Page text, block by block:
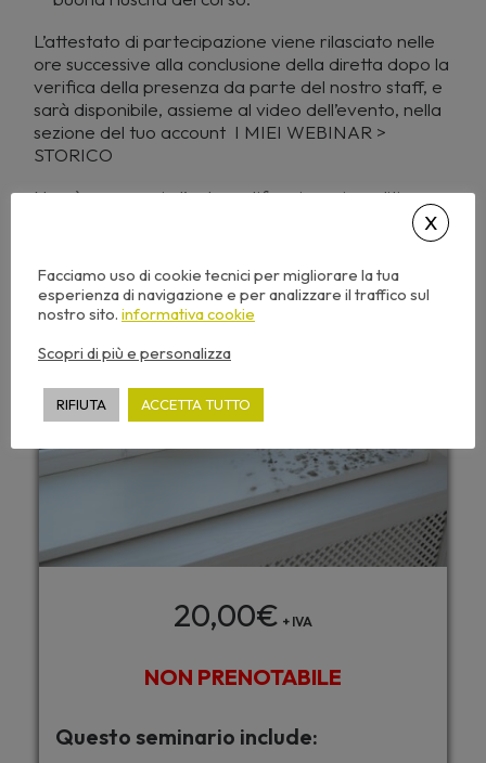
L’attestato di partecipazione viene rilasciato nelle
ore successive alla conclusione della diretta dopo la
verifica della presenza da parte del nostro staff, e
sarà disponibile, assieme al video dell’evento, nella
sezione del tuo account I MIEI WEBINAR >
STORICO
Non è necessaria l’autocertificazione: i crediti
20,00€ + IVA
NON PRENOTABILE
Questo seminario include:
Facciamo uso di cookie tecnici per migliorare la tua
esperienza di navigazione e per analizzare il traffico sul
nostro sito. informativa cookie
Scopri di più e personalizza
RIFIUTA ACCETTA TUTTO